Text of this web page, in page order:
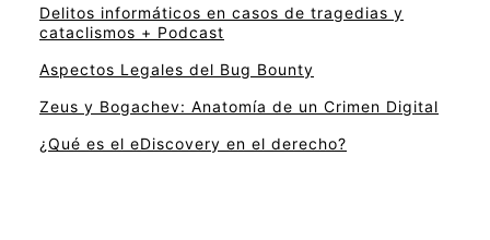
Delitos informáticos en casos de tragedias y
cataclismos + Podcast
Aspectos Legales del Bug Bounty
Zeus y Bogachev: Anatomía de un Crimen Digital
¿Qué es el eDiscovery en el derecho?